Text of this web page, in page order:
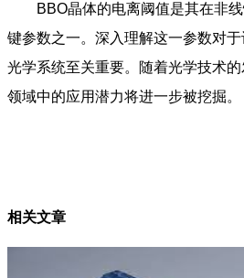
BBO晶体的电离阈值是其在非
键参数之一。深入理解这一参数对
光学系统至关重要。随着光学技术
领域中的应用潜力将进一步被挖掘。
相关文章